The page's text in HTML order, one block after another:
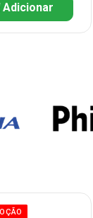
Adicionar